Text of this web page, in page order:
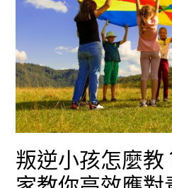
你
高
效
讀
感
人
相
處？
敏
叛逆小孩怎麼教